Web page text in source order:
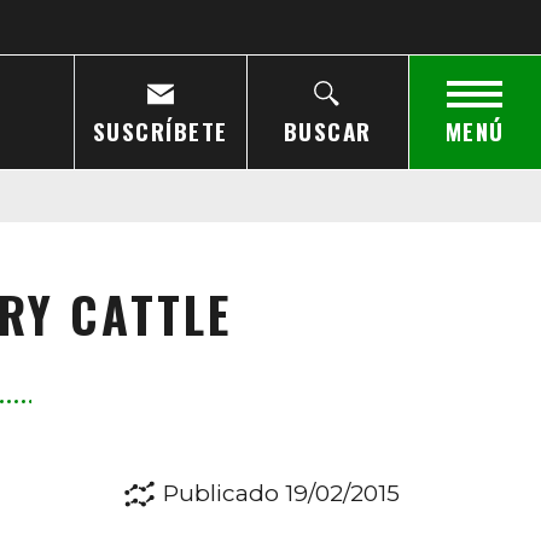
SUSCRÍBETE BUSCAR MENÚ
CATTLE
Publicado 19/02/2015